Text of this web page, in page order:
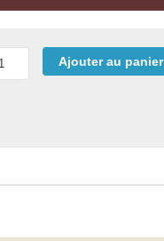
Ajouter au panier